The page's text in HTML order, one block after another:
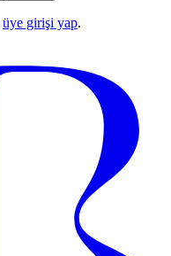
üye girişi yap.